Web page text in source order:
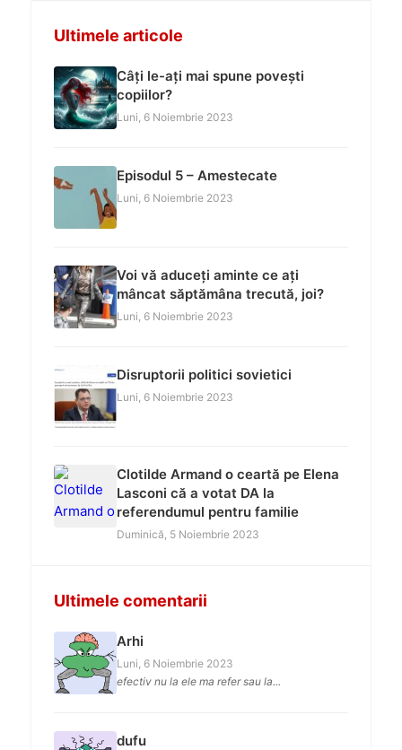
Ultimele articole
Câți le-ați mai spune povești
copiilor?
Luni, 6 Noiembrie 2023
Episodul 5 – Amestecate
Luni, 6 Noiembrie 2023
Voi vă aduceți aminte ce ați
mâncat săptămâna trecută, joi?
Luni, 6 Noiembrie 2023
Disruptorii politici sovietici
Luni, 6 Noiembrie 2023
Clotilde Armand o ceartă pe Elena
Lasconi că a votat DA la
referendumul pentru familie
Duminică, 5 Noiembrie 2023
Ultimele comentarii
Arhi
Luni, 6 Noiembrie 2023
efectiv nu la ele ma refer sau la...
dufu